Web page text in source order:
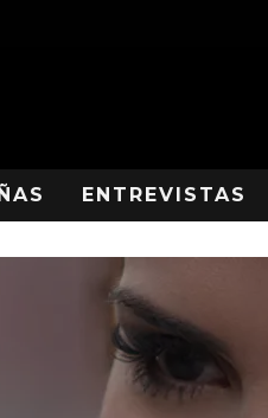
ENTREVISTAS